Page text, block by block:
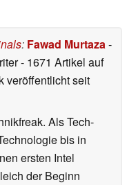
: Fawad Murtaza-
- 1671 Artikel auf
veröffentlichtseit
Als Tech-
bis in
ersten Intel
der Beginn